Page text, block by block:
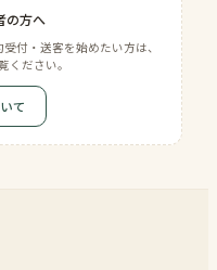
の方へ
付・送客を始めたい方は、
ください。
て